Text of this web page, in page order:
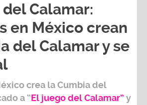
Calamar:
en México crean
del Calamar y se
crea laCumbia del
a “El juego del Calamar” y